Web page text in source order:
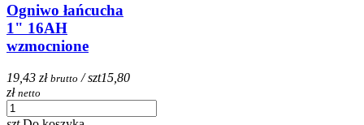
Ogniwo łańcucha
1" 16AH
wzmocnione
19,43 zł brutto / szt15,80
zł netto